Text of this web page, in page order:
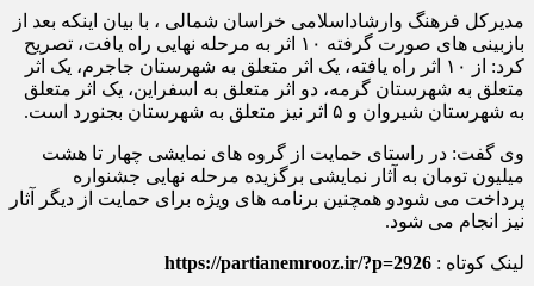
مدیرکل فرهنگ وارشاداسلامی خراسان شمالی ، با بیان اینکه بعد از
بازبینی های صورت گرفته ۱۰ اثر به مرحله نهایی راه یافت، تصریح
کرد: از ۱۰ اثر راه یافته، یک اثر متعلق به شهرستان جاجرم، یک اثر
متعلق به شهرستان گرمه، دو اثر متعلق به اسفراین، یک اثر متعلق
به شهرستان شیروان و ۵ اثر نیز متعلق به شهرستان بجنورد است.
وی گفت: در راستای حمایت از گروه های نمایشی چهار تا هشت
میلیون تومان به آثار نمایشی برگزیده مرحله نهایی جشنواره
پرداخت می شودو همچنین برنامه های ویژه برای حمایت از دیگر آثار
نیز انجام می شود.
لینک کوتاه : https://partianemrooz.ir/?p=2926